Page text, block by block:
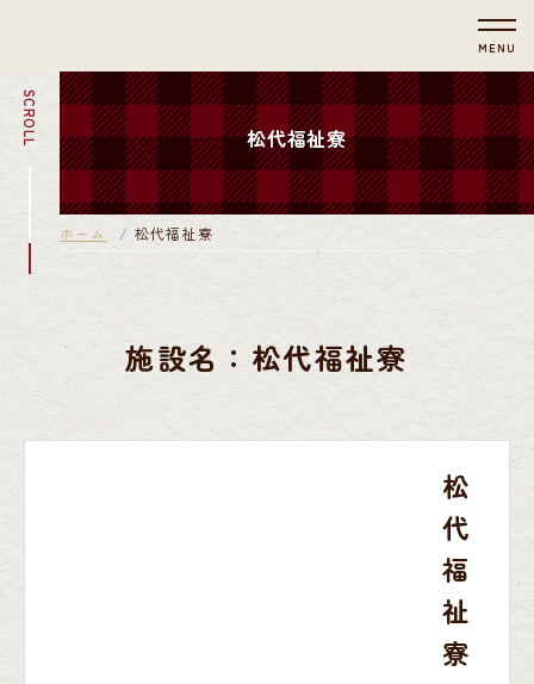
MENU
SCROLL 松代福祉寮
ホーム 松代福祉寮
施設名：松代福祉寮
松
代
福
祉
寮